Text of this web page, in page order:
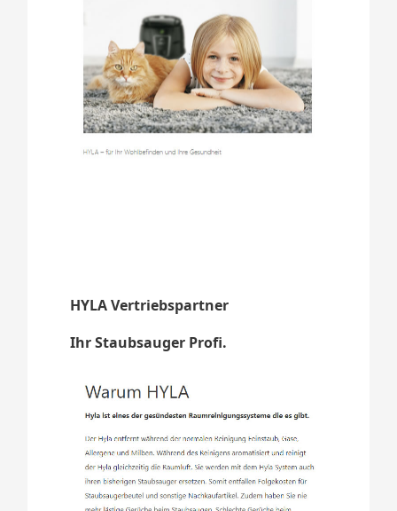
HYLA Vertriebspartner
Ihr Staubsauger Profi.